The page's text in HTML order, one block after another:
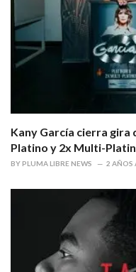
Kany García cierra gira
Platino y 2x Multi-
BY PLUMA LIBRE NEWS 2 AÑOS